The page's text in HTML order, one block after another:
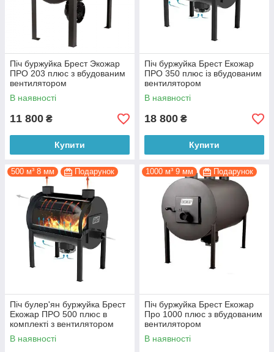
Піч буржуйка Брест Экожар
ПРО 203 плюс з вбудованим
вентилятором
В наявності
11 800 ₴
Купити
Піч буржуйка Брест Екожар
ПРО 350 плюс із вбудованим
вентилятором
В наявності
18 800 ₴
Купити
500 м³ 8 мм Подарунок
Піч булер'ян буржуйка Брест
Екожар ПРО 500 плюc в
комплекті з вентилятором
В наявності
1000 м³ 9 мм Подарунок
Піч буржуйка Брест Екожар
Про 1000 плюс з вбудованим
вентилятором
В наявності